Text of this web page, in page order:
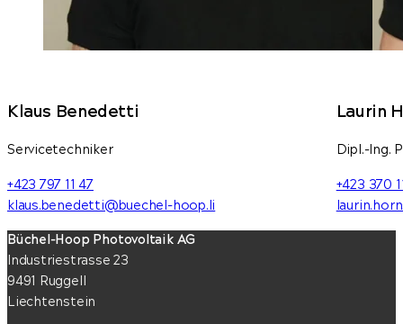
Klaus Benedetti
Servicetechniker
+423 797 11 47
klaus.benedetti@buechel-hoop.li
Laurin
Dipl.-Ing.
+423 370
Büchel-Hoop Photovoltaik AG
Industriestrasse 23
9491 Ruggell
Liechtenstein